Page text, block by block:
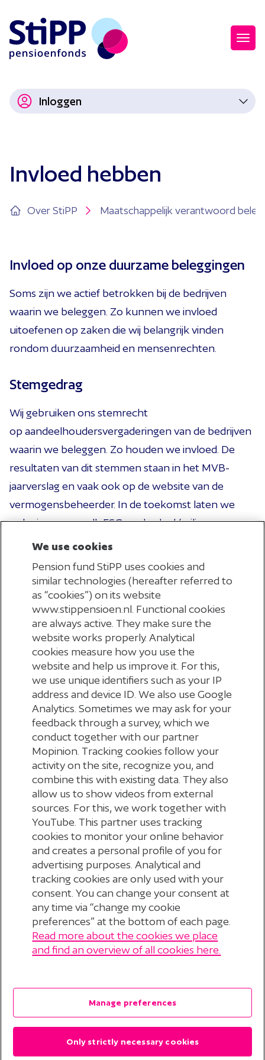
Inloggen
Invloed hebben
Over StiPP Maatschappelijk verantwoord
Invloed op onze duurzame beleggingen
Soms zijn we actief betrokken bij de bedrijven
waarin we beleggen. Zo kunnenwe invloed
uitoefenen op zakendie wij belangrijkvinden
rondomduurzaamheid en mensenrechten.
Stemgedrag
Wij gebruiken ons stemrecht
op aandeelhoudersvergaderingen van de bedrijven
waarin we beleggen. Zo houden we invloed. De
resultaten van dit stemmen staan in het MVB-
jaarverslag en vaak ook op de website van de
vermogensbeheerder. In de toekomst laten we
ook zien over welk ESG-onderdeel (milieu,
maatschappij of goed bestuur) we hebben
MVB-jaarverslag.
In gesprek
In sommige situatiesgaan we in
gesprek
(‘engagement’)
met bedrijven waarin we
beleggen.Dat doen we als een bedrijf te weinig
aandacht heeft voor milieu, maatschappij, bestuur
of arbeidsomstandigheden. Wij vinden een goed
gesprek belangrijker dan bedrijven uitsluiten, tenzij
de wetonsdat verplicht. Ons belangrijkste
gespreksonderwerp is klimaatactieen goed
bestuur
. Deze gesprekken worden geregeld door
een gespecialiseerde partij die ons elkkwartaal
verslaguitbrengt. In hetMVB-jaarverslag
meer over deze activiteiten.
© 2026 Stichting Pensioenfonds voor
Disclaimer
Privacyverklaring
Cookieverklaring
We use cookies
Pension fund StiPP uses cookies and
similar technologies (hereafter referred to
as “cookies”) on its website
www.stippensioen.nl. Functional cookies
are always active. They make sure the
website works properly. Analytical
cookies measure how you use the
website and help us improve it. For this,
we use unique identifiers such as your IP
address and device ID. We also use Google
Analytics. Sometimes we may ask for your
feedback through a survey, which we
conduct together with our partner
Mopinion. Tracking cookies follow your
activity on the site, recognize you, and
combine this with existing data. They also
allow us to show videos from external
sources. For this, we work together with
YouTube. This partner uses tracking
cookies to monitor your online behavior
and creates a personal profile of you for
advertising purposes. Analytical and
tracking cookies are only used with your
consent. You can change your consent at
any time via “change my cookie
preferences” at the bottom of each page.
Read more about the cookies we place
and find an overview of all cookies here.
Manage preferences
Only strictly necessary cookies